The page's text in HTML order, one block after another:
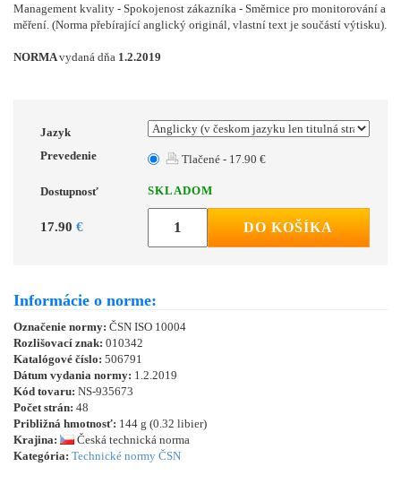
Management kvality - Spokojenost zákazníka - Směrnice pro monitorování a
měření. (Norma přebírající anglický originál, vlastní text je součástí výtisku).
NORMAvydaná dňa 1.2.2019
Jazyk
Prevedenie
Tlačené - 17.90 €
Dostupnosť SKLADOM
17.90 € DO KOŠÍKA
Informácie o norme:
Označenie normy: ČSN ISO 10004
Rozlišovací znak: 010342
Katalógové číslo: 506791
Dátum vydania normy: 1.2.2019
Kód tovaru: NS-935673
Počet strán: 48
Približná hmotnosť: 144 g (0.32 libier)
Krajina:
Česká technická norma
Kategória: Technické normy ČSN